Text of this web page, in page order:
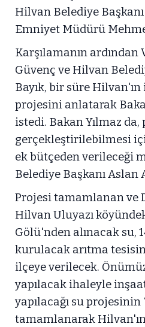
Hilvan Belediye
Emniyet Müdürü
Karşılamanın
Güvenç ve Hilvan
Bayık, bir süre
projesini anlatarak
istedi. Bakan Yılmaz
gerçekleştirilebilmesi
ek bütçeden verileceği
Belediye Başkanı Aslan
Projesi tamamlanan ve
Hilvan Uluyazı
Gölü'nden alınacak su,
kurulacak arıtma
ilçeye verilecek.
yapılacak ihaleyle
yapılacağı su projesinin
tamamlanarak Hilvan'ın